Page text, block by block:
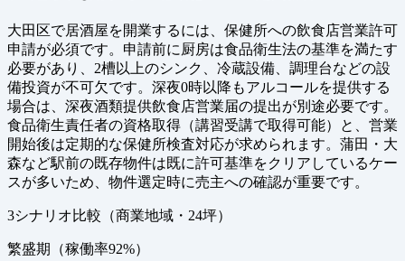
大田区で居酒屋を開業するには、保健所への飲食店営業許可
申請が必須です。申請前に厨房は食品衛生法の基準を満たす
必要があり、2槽以上のシンク、冷蔵設備、調理台などの設
備投資が不可欠です。深夜0時以降もアルコールを提供する
場合は、深夜酒類提供飲食店営業届の提出が別途必要です。
食品衛生責任者の資格取得（講習受講で取得可能）と、営業
開始後は定期的な保健所検査対応が求められます。蒲田・大
森など駅前の既存物件は既に許可基準をクリアしているケー
スが多いため、物件選定時に売主への確認が重要です。
3シナリオ比較（商業地域・24坪）
繁盛期（稼働率92%）